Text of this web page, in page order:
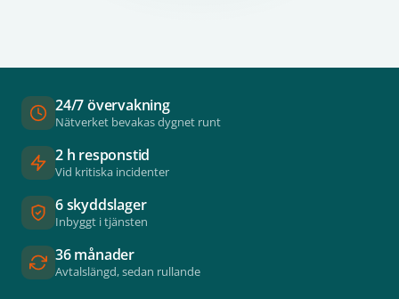
24/7 övervakning
Nätverket bevakas dygnet runt
2 h responstid
Vid kritiska incidenter
6 skyddslager
Inbyggt i tjänsten
36 månader
Avtalslängd, sedan rullande